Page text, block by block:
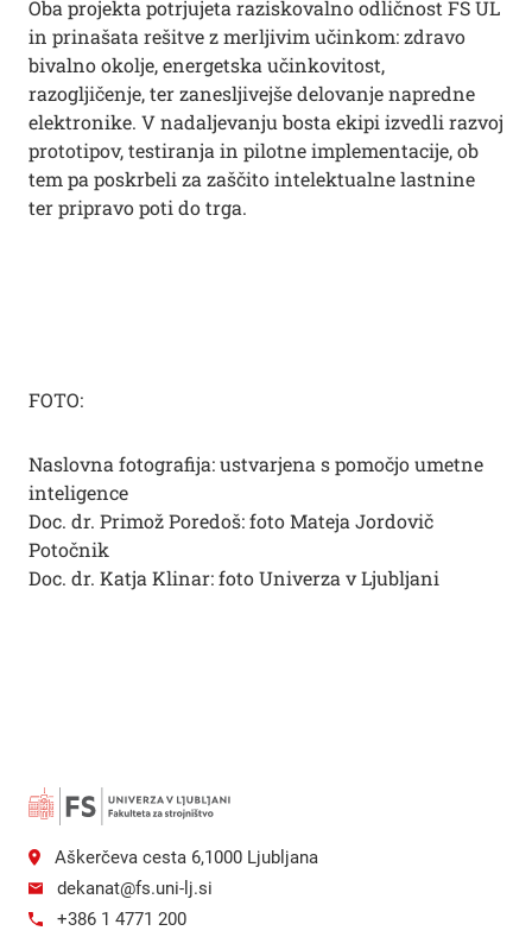
Oba projekta potrjujeta raziskovalno odličnost FS UL
in prinašata rešitve z merljivim učinkom: zdravo
bivalno okolje, energetska učinkovitost,
razogljičenje, ter zanesljivejše delovanje napredne
elektronike. V nadaljevanju bosta ekipi izvedli razvoj
prototipov, testiranja in pilotne implementacije, ob
tem pa poskrbeli za zaščito intelektualne lastnine
ter pripravo poti do trga.
FOTO:
Naslovna fotografija: ustvarjena s pomočjo umetne
inteligence
Doc. dr. Primož Poredoš: foto Mateja Jordovič
Potočnik
Doc. dr. Katja Klinar: foto Univerza v Ljubljani
Aškerčeva cesta 6,1000 Ljubljana
dekanat@fs.uni-lj.si
+386 1 4771 200